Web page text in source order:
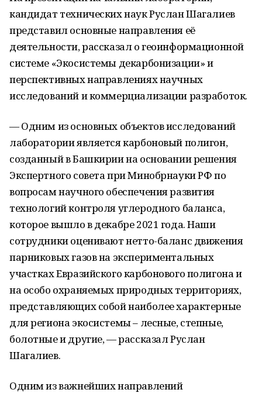
кандидат технических наук Руслан Шагалиев
представил основные направления её
деятельности, рассказал о геоинформационной
системе «Экосистемы декарбонизации» и
перспективных направлениях научных
исследований и коммерциализации разработок.
— Одним из основных объектов исследований
лаборатории является карбоновый полигон,
созданный в Башкирии на основании решения
Экспертного совета при Минобрнауки РФ по
вопросам научного обеспечения развития
технологий контроля углеродного баланса,
которое вышло в декабре 2021 года. Наши
сотрудники оценивают нетто-баланс движения
парниковых газов на экспериментальных
участках Евразийского карбонового полигона и
на особо охраняемых природных территориях,
представляющих собой наиболее характерные
для региона экосистемы – лесные, степные,
болотные и другие, — рассказал Руслан
Шагалиев.
Одним из важнейших направлений